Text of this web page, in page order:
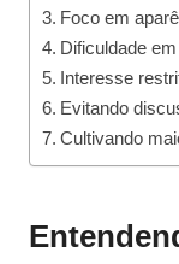
Foco em
Dificuldade
Interesse
Evitando
Cultivando